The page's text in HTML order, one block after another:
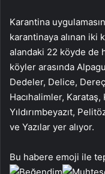
Karantina
karantinaya alınan
alandaki 22 köyde de
köyler arasında
Dedeler, Delice,
Hacıhalimler, Karataş,
Yıldırımbeyazıt,
ve Yazılar yer alıyor.
Bu habere emoji ile